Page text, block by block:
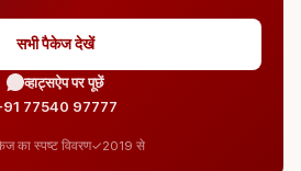
सभी पैकेज देखें
व्हाट्सऐप पर पूछें
77540 97777
का स्पष्ट विवरण 2019 से